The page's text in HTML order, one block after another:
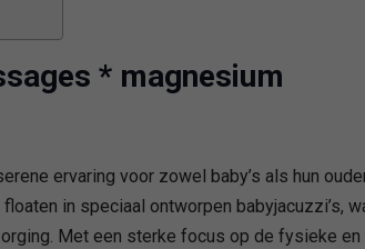
* magnesium
ervaring voor zowel baby’s als hun
in speciaal ontworpen babyjacuzzi’s,
Met een sterke focus op de fysieke